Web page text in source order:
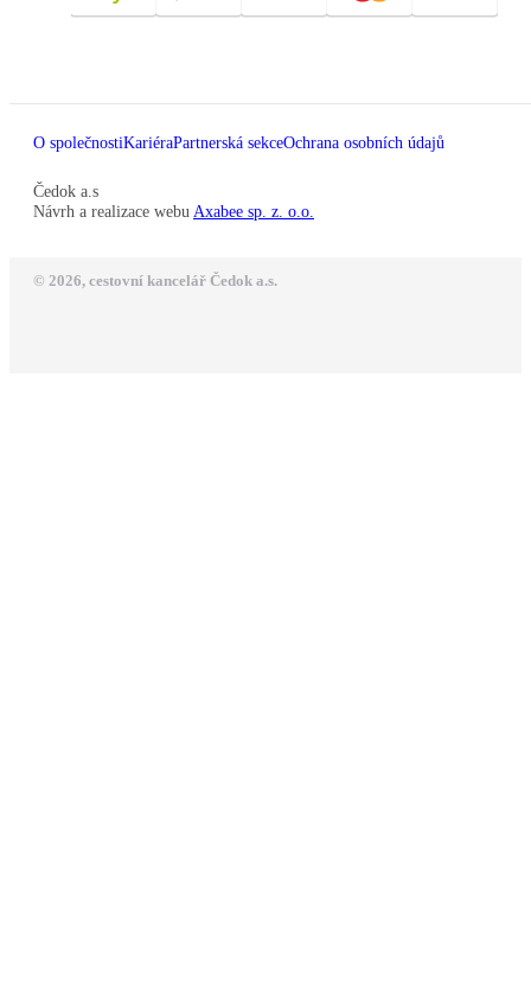
O společnostiKariéraPartnerská sekceOchrana osobních údajů
Čedok a.s
Návrh a realizace webu Axabee sp. z. o.o.
© 2026, cestovní kancelář Čedok a.s.